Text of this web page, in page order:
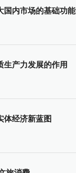
国内市场的基础功能
生产力发展的作用
体经济新蓝图